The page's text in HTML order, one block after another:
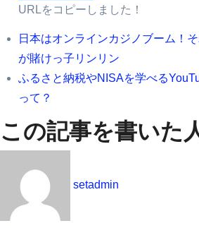
URLをコピーしました！
日本はオンラインカジノブーム！
が賭けっ子リンリン
ふるさと納税やNISAを学べる
って？
この記事を書いた
setadmin